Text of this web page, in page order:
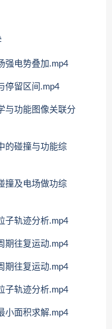
电势叠加.mp4
留区间.mp4
功能图像关联分
碰撞与功能综
及电场做功综
轨迹分析.mp4
往复运动.mp4
往复运动.mp4
轨迹分析.mp4
面积求解.mp4